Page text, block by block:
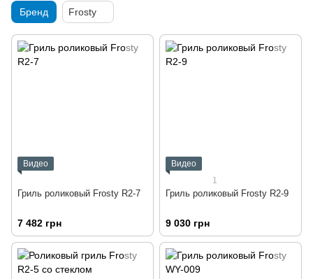
Бренд Frosty
Видео
Гриль роликовый Frosty R2-7
7 482 грн
Видео
1
Гриль роликовый Frosty R2-9
9 030 грн